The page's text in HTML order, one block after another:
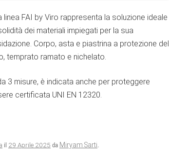
FAI by Viro rappresenta la soluzione ideale
dei materiali impiegati per la sua
Corpo, asta e piastrina a protezione del
temprato ramato e nichelato.
3 misure, è indicata anche per proteggere
certificata UNI EN 12320.
il 29 Aprile 2025 da Miryam Sarti.